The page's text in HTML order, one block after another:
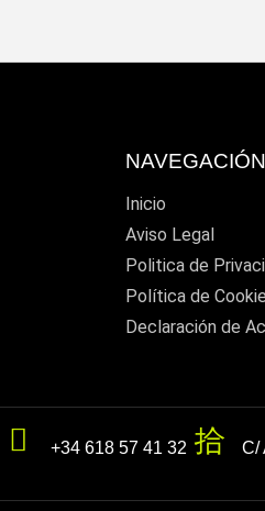
NAVEGACIÓN
Inicio
Aviso Legal
Politica de
Política de
Declaración de
+34 618 57 41 32 C/